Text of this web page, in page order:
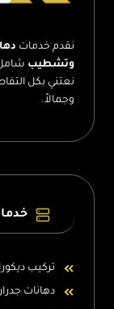
نقدم خدمات
وتشطيب شامل
نعتني بكل
وجمالاً.
تركيب
دهانات